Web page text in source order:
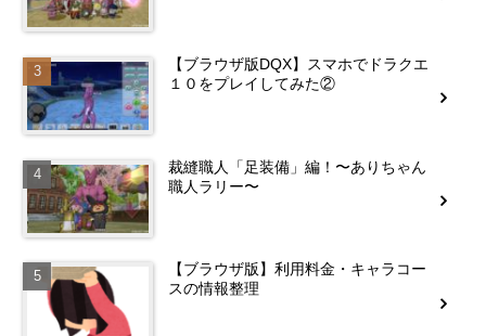
【ブラウザ版DQX】スマホでドラクエ
１０をプレイしてみた②
裁縫職人「足装備」編！〜ありちゃん
職人ラリー〜
【ブラウザ版】利用料金・キャラコー
スの情報整理